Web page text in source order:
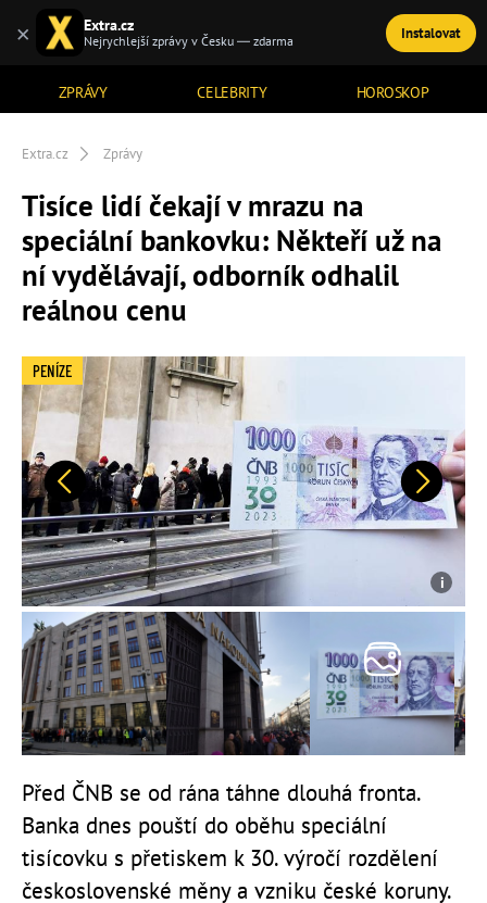
ZPRÁVY CELEBRITY HOROSKOP
TÉMATA
Extra.cz Zprávy
Tisíce lidí čekají v mrazu na
speciální bankovku: Někteří už na
ní vydělávají, odborník odhalil
reálnou cenu
Předchozí Další
PENÍZE
Před ČNB se od rána táhne dlouhá fronta.
Banka dnes pouští do oběhu speciální
tisícovku s přetiskem k 30. výročí rozdělení
československé měny a vzniku české koruny.
× Extra.cz
Nejrychlejší zprávy v Česku — zdarma Instalovat